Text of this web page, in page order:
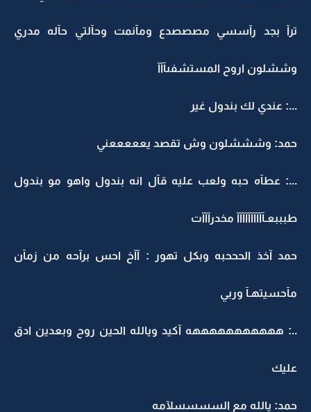
ترآ بجد رآسسي مصصصدع ومآنمت وحآلتي حآله مدري
وششلون اروح المستشفىآآآ
...: عندي لك بندول غير
حمد: وشششلون وش تقصد يعععععني
...: عطآه حبه ولعب عليه قآل انه بندول واهو مو بندول
طبببعـآآآآآآآآآآ مخدرآآآت
حمد آخذ الحححبه وبكل تهور : آآخ احس برآحه من زمآن
مآحسيتهـآ وربي
..: هههههههههههه آكيد ويالله الحين روح وبعدين ادق
عليك
حمد: يالله مع السسسسلآمه